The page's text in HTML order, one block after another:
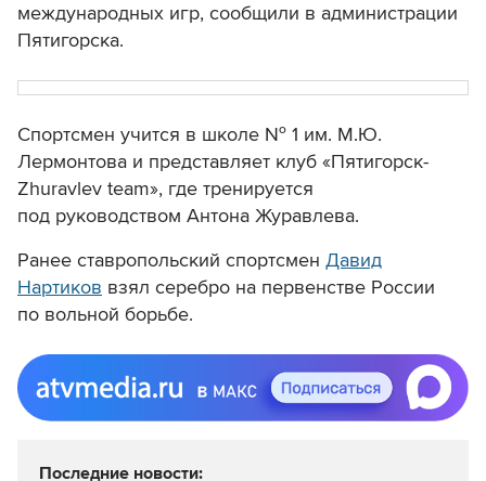
международных игр, сообщили в администрации
Пятигорска.
Спортсмен учится в школе № 1 им. М.Ю.
Лермонтова и представляет клуб «Пятигорск-
Zhuravlev team», где тренируется
под руководством Антона Журавлева.
Ранее ставропольский спортсмен Давид
Нартиков взял серебро на первенстве России
по вольной борьбе.
Последние новости: